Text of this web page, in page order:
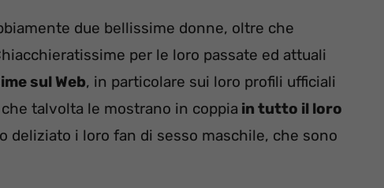
due bellissime donne, oltre che
per le loro passate ed attuali
sul Web, in particolare sui loro profili ufficiali
talvolta le mostrano in coppia in tutto il loro
deliziato i loro fan di sesso maschile, che sono